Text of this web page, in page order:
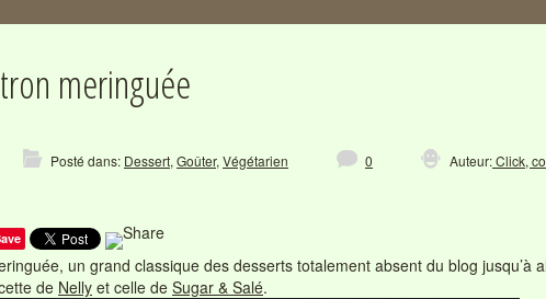
meringuée
Posté dans: Dessert, Goûter, Végétarien 0 Auteur:Click,
un grand classique des desserts totalement absent du blog jusqu’à
de Nelly et celle de Sugar & Salé.